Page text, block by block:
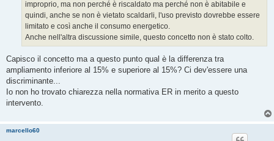
improprio, ma non perché è riscaldato ma perché non è abitabile e
quindi, anche se non è vietato scaldarli, l'uso previsto dovrebbe essere
limitato e così anche il consumo energetico.
Anche nell'altra discussione simile, questo concetto non è stato colto.
Capisco il concetto ma a questo punto qual è la differenza tra
ampliamento inferiore al 15% e superiore al 15%? Ci dev'essere una
discriminante...
Io non ho trovato chiarezza nella normativa ER in merito a questo
intervento.
marcello60